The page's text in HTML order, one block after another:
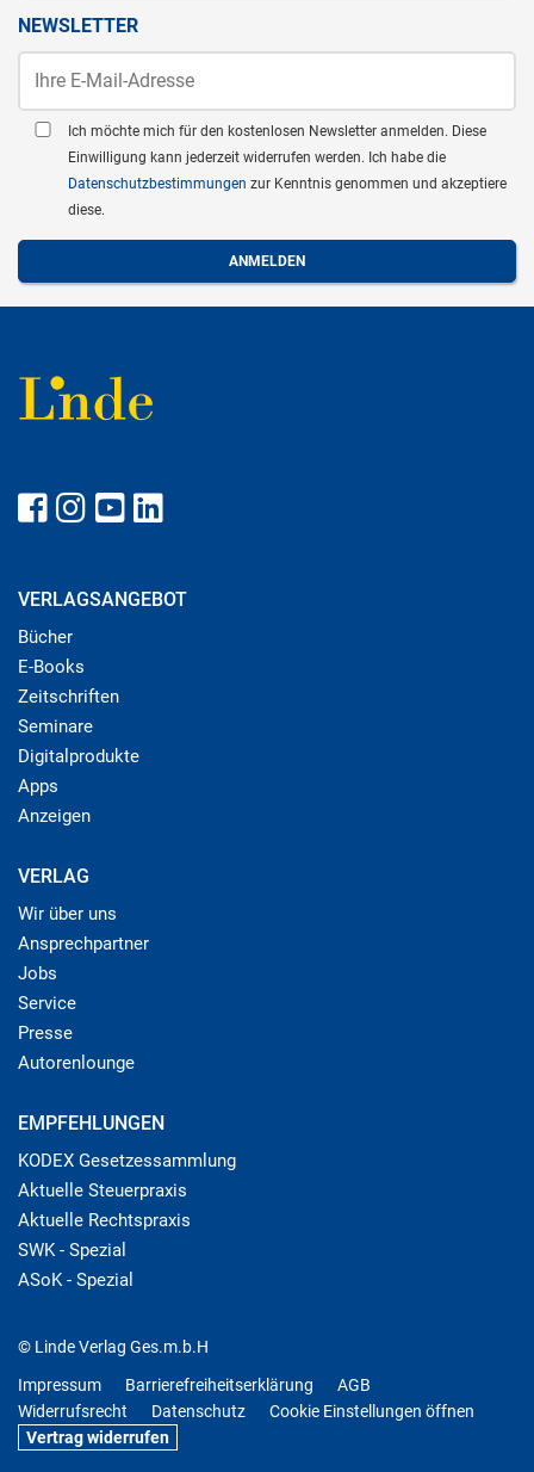
NEWSLETTER
Ich möchte mich für den kostenlosen Newsletter anmelden. Diese
Einwilligung kann jederzeit widerrufen werden. Ich habe die
Datenschutzbestimmungen zur Kenntnis genommen und akzeptiere
diese.
VERLAGSANGEBOT
Bücher
E-Books
Zeitschriften
Seminare
Digitalprodukte
Apps
Anzeigen
VERLAG
Wir über uns
Ansprechpartner
Jobs
Service
Presse
Autorenlounge
EMPFEHLUNGEN
KODEX Gesetzessammlung
Aktuelle Steuerpraxis
Aktuelle Rechtspraxis
SWK - Spezial
ASoK - Spezial
© Linde Verlag Ges.m.b.H
Impressum
Barrierefreiheitserklärung
AGB
Widerrufsrecht
Datenschutz
Cookie Einstellungen öffnen
Vertrag widerrufen